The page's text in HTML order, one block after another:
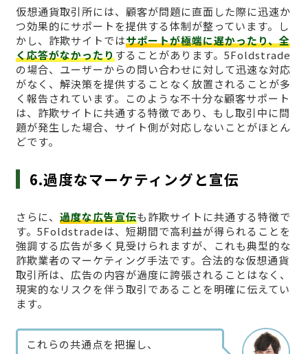
仮想通貨取引所には、顧客が問題に直面した際に迅速か
つ効果的にサポートを提供する体制が整っています。し
かし、詐欺サイトではサポートが極端に遅かったり、全
く応答がなかったりすることがあります。5Foldstrade
の場合、ユーザーからの問い合わせに対して迅速な対応
がなく、解決策を提供することなく放置されることが多
く報告されています。このような不十分な顧客サポート
は、詐欺サイトに共通する特徴であり、もし取引中に問
題が発生した場合、サイト側が対応しないことがほとん
どです。
6.過度なマーケティングと宣伝
さらに、 過度な広告宣伝も詐欺サイトに共通する特徴で
す。5Foldstradeは、短期間で高利益が得られることを
強調する広告が多く見受けられますが、これも典型的な
詐欺業者のマーケティング手法です。合法的な仮想通貨
取引所は、広告の内容が過度に誇張されることはなく、
現実的なリスクを伴う取引であることを明確に伝えてい
ます。
これらの共通点を把握し、